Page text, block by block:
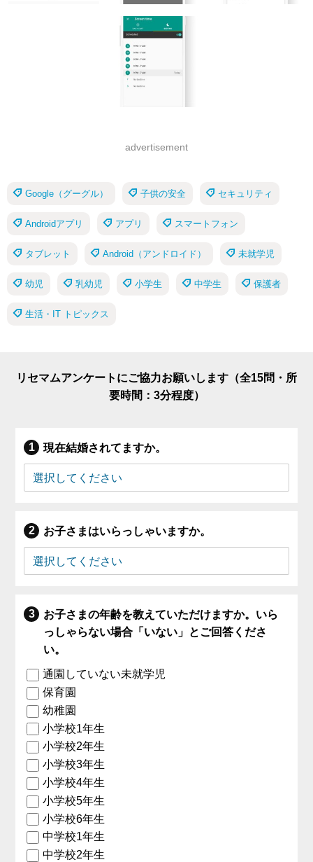
advertisement
Google（グーグル） 子供の安全 セキュリティ
Androidアプリ アプリ スマートフォン
タブレット Android（アンドロイド） 未就学児
幼児 乳幼児 小学生 中学生 保護者
生活・IT トピックス
リセマムアンケートにご協力お願いします（全15問・所
要時間：3分程度）
現在結婚されてますか。
お子さまはいらっしゃいますか。
お子さまの年齢を教えていただけますか。いら
っしゃらない場合「いない」とご回答くださ
い。
通園していない未就学児
保育園
幼稚園
小学校1年生
小学校2年生
小学校3年生
小学校4年生
小学校5年生
小学校6年生
中学校1年生
中学校2年生